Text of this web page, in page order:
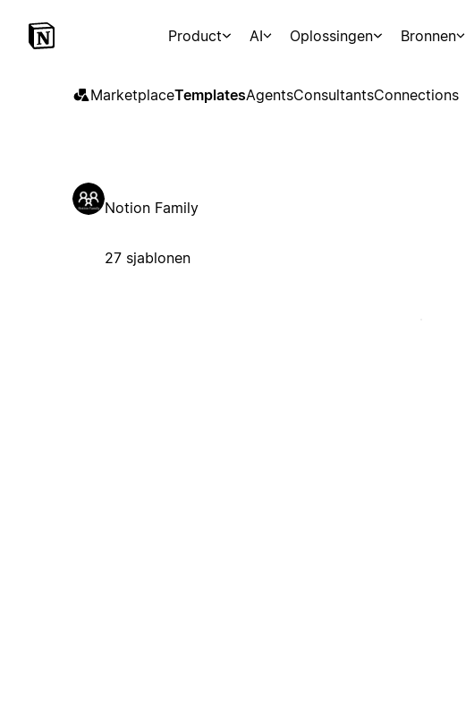
Product AI Oplossingen Bronnen
MarketplaceTemplatesAgentsConsultantsConnections
Notion Family
27 sjablonen